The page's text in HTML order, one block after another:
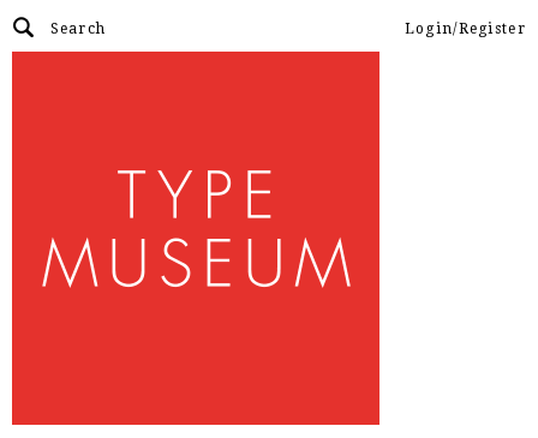
Login/Register